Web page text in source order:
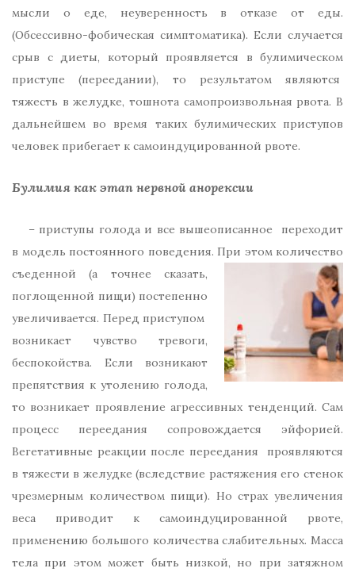
мысли о еде, неуверенность в отказе от еды.
(Обсессивно-фобическая симптоматика). Если случается
срыв с диеты, который проявляется в булимическом
приступе (переедании), то результатом являются
тяжесть в желудке, тошнота самопроизвольная рвота. В
дальнейшем во время таких булимических приступов
человек прибегает к самоиндуцированной рвоте.
Булимия как этап нервной анорексии
– приступы голода и все вышеописанное переходит
в модель постоянного поведения. При этом количество
съеденной (а точнее сказать,
поглощенной пищи) постепенно
увеличивается. Перед приступом
возникает чувство тревоги,
беспокойства. Если возникают
препятствия к утолению голода,
то возникает проявление агрессивных тенденций. Сам
процесс переедания сопровождается эйфорией.
Вегетативные реакции после переедания проявляются
в тяжести в желудке (вследствие растяжения его стенок
чрезмерным количеством пищи). Но страх увеличения
веса приводит к самоиндуцированной рвоте,
применению большого количества слабительных. Масса
тела при этом может быть низкой, но при затяжном